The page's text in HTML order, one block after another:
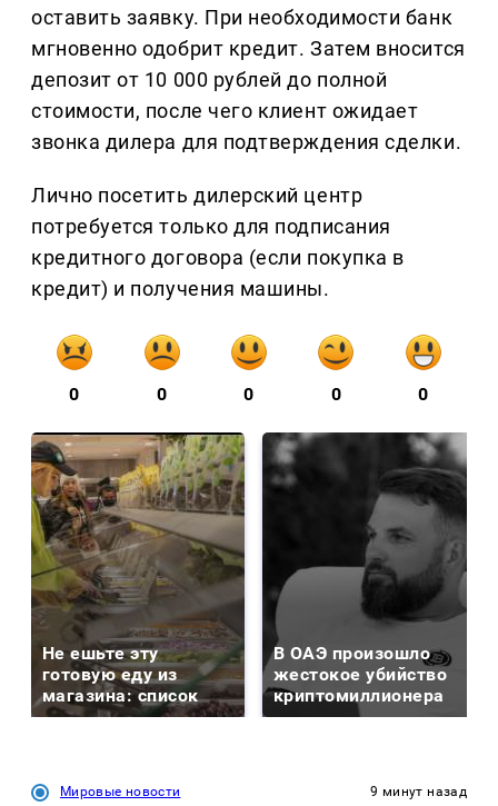
оставить заявку. При необходимости банк
мгновенно одобрит кредит. Затем вносится
депозит от 10 000 рублей до полной
стоимости, после чего клиент ожидает
звонка дилера для подтверждения сделки.
Лично посетить дилерский центр
потребуется только для подписания
кредитного договора (если покупка в
кредит) и получения машины.
0 0 0 0 0
Не ешьте эту
готовую еду из
магазина: список
В ОАЭ произошло
жестокое убийство
криптомиллионера
Мировые новости 9 минут назад